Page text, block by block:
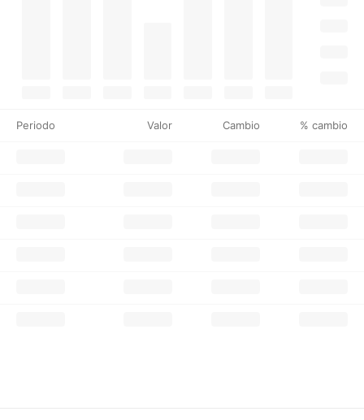
Periodo Valor Cambio % cambio